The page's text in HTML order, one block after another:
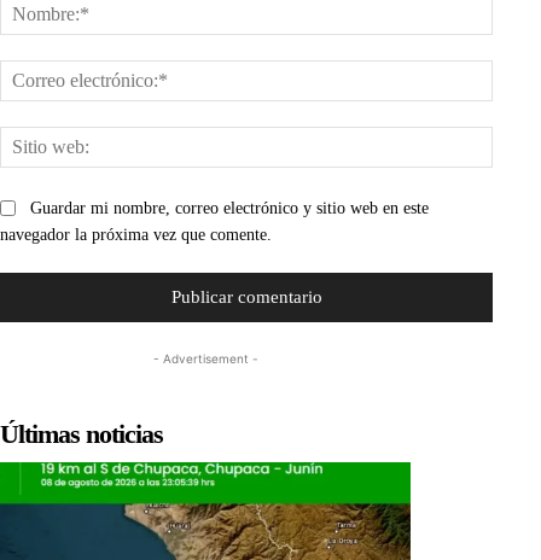
web:
Guardar mi nombre, correo electrónico y sitio web en este
navegador la próxima vez que comente.
- Advertisement -
Últimas noticias